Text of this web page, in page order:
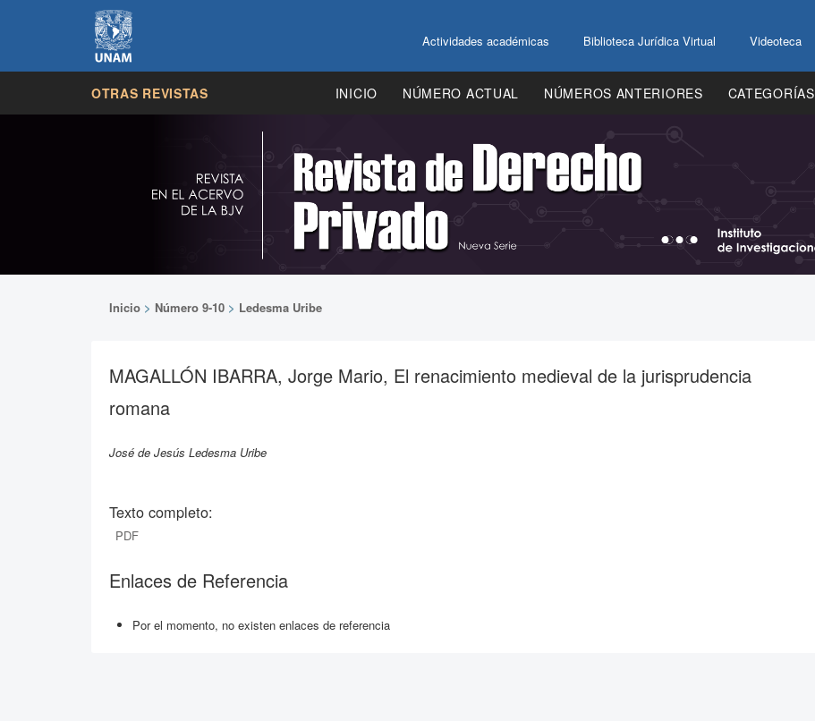
Actividades académicas Biblioteca Jurídica Virtual Videoteca
OTRAS REVISTAS INICIO NÚMERO ACTUAL NÚMEROS ANTERIORES CATEGORÍAS
Inicio > Número 9-10 > Ledesma Uribe
MAGALLÓN IBARRA, Jorge Mario, El renacimiento medieval de la jurisprudencia
romana
José de Jesús Ledesma Uribe
Texto completo:
PDF
Enlaces de Referencia
Por el momento, no existen enlaces de referencia